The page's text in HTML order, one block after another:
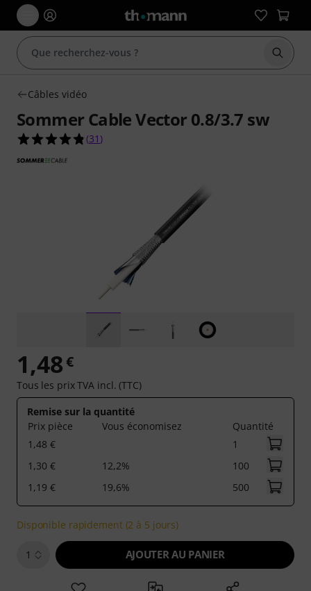
Câbles vidéo
Sommer Cable Vector 0.8/3.7 sw
4.8 étoiles sur 5 d'après 31 évaluations clients
(31 )
1,48€
Tous les prix TVA incl. (TTC)
Remise sur la quantité
Prix pièce
Vous économisez
Quantité
1,48 €
1
1,30 €
12,2%
100
1,19 €
19,6% 500
Disponible rapidement (2 à 5 jours)
1 AJOUTER AU PANIER